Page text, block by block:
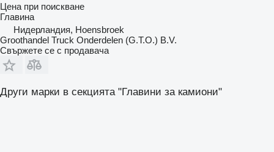
Цена при поискване
Главина
Нидерландия, Hoensbroek
Groothandel Truck Onderdelen (G.T.O.) B.V.
Свържете се с продавача
Други марки в секцията "Главини за камиони"